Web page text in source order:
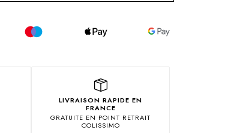
LIVRAISON RAPIDE EN
FRANCE
GRATUITE EN POINT RETRAIT
COLISSIMO